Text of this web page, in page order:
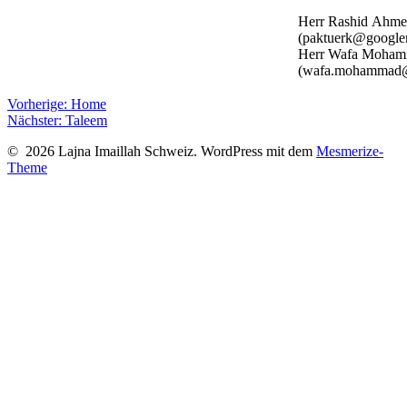
Herr Rashid
(
Herr Wafa
(
Beitragsnavigation
Vorherige: Vorheriger
Beitrag:
Home
Nächster: Nächster
Taleem
© 2026 Lajna Imaillah Schweiz. WordPress mit dem Mesmerize-
Theme